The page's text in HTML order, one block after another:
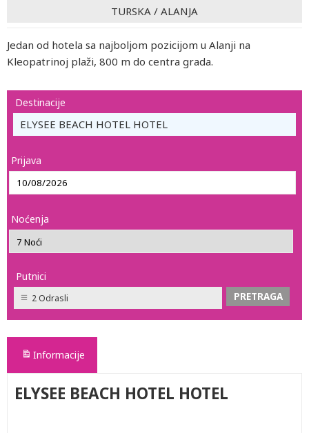
TURSKA / ALANJA
Jedan od hotela sa najboljom pozicijom u Alanji na
Kleopatrinoj plaži, 800 m do centra grada.
Destinacije
ELYSEE BEACH HOTEL HOTEL
Prijava
Noćenja
Putnici
2 Odrasli
Informacije
ELYSEE BEACH HOTEL HOTEL